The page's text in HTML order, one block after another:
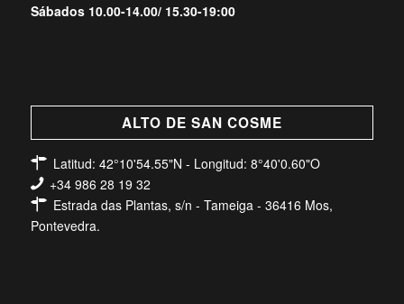
Sábados 10.00-14.00/ 15.30-19:00
ALTO DE SAN COSME
Latitud: 42°10'54.55"N - Longitud: 8°40'0.60"O
+34 986 28 19 32
Estrada das Plantas, s/n - Tameiga - 36416 Mos,
Pontevedra.